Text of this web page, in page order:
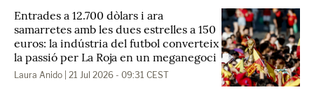
Entrades a 12.700 dòlars i ara
samarretes amb les dues estrelles a 150
euros: la indústria del futbol converteix
la passió per La Roja en un meganegoci
Laura Anido | 21 Jul 2026 - 09:31 CEST